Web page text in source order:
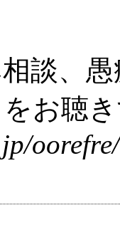
談、
お聴
oorefre/